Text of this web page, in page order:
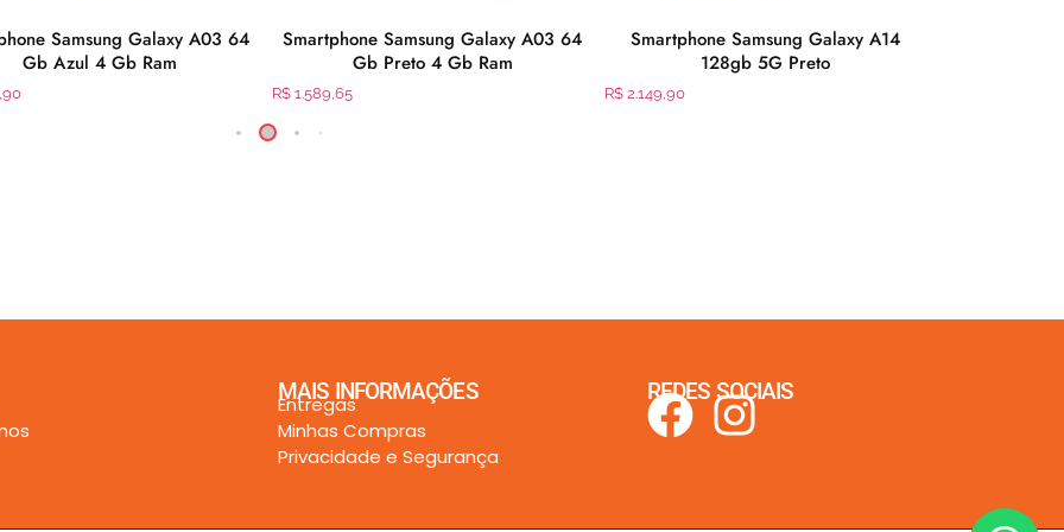
Samsung Galaxy A03 64
Gb Azul 4 Gb Ram
Smartphone Samsung Galaxy A03 64
Gb Preto 4 Gb Ram
R$ 1.589,65
Smartphone Samsung Galaxy A14
128gb 5G Preto
R$ 2.149,90
MAIS INFORMAÇÕES
Entregas
Minhas Compras
Privacidade e Segurança
REDES SOCIAIS